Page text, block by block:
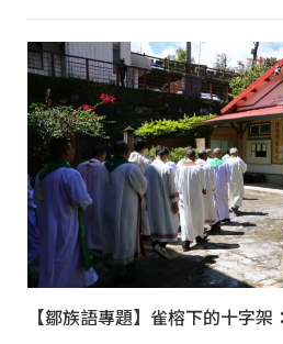
【鄒族語專題】雀榕下的十字架